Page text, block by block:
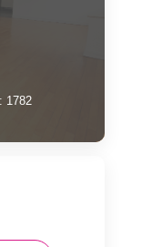
1782